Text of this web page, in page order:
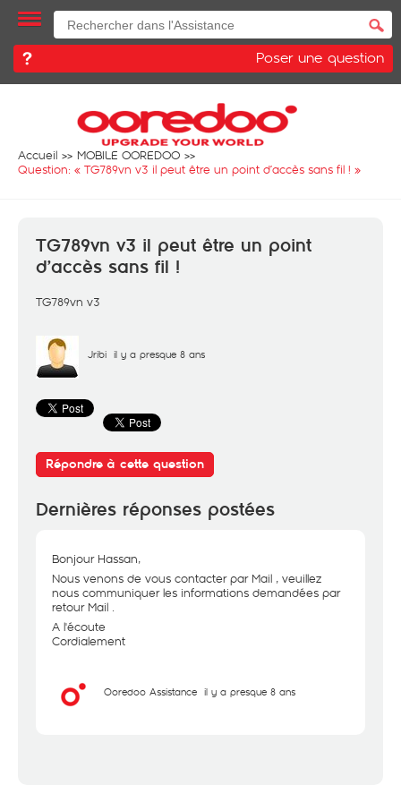
Poser une question
Accueil
MOBILE OOREDOO
Question: « TG789vn v3 il peut être un point d’accès sans fil ! »
TG789vn v3 il peut être un point
d’accès sans fil !
TG789vn v3
Jribi il y a presque 8 ans
Répondre à cette question
Dernières réponses postées
Bonjour Hassan,
Nous venons de vous contacter par Mail , veuillez
nous communiquer les informations demandées par
retour Mail .
A l'écoute
Cordialement
Ooredoo Assistance il y a presque 8 ans